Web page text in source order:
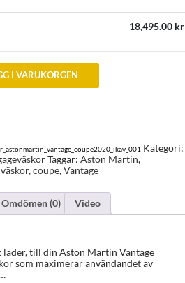
18,495.00kr
I VARUKORGEN
Kategori:
Taggar: Aston Martin,
,coupe,Vantage
Omdömen (0) Video
läder, till din Aston Martin Vantage
som maximerar användandet av